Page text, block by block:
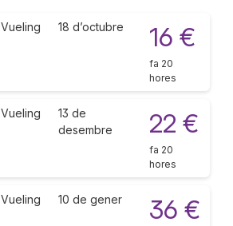
Vueling 18 d’octubre 16 €
fa 20
hores
Vueling
13 de
desembre
22 €
fa 20
hores
Vueling 10 de gener 36 €